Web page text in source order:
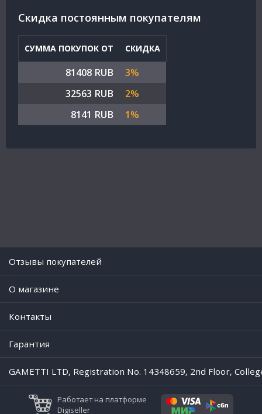
Cкидка постоянным покупателям
СУММА ПОКУПОК ОТ СКИДКА
81408 RUB
3%
32563 RUB
2%
8141 RUB
1%
Отзывы покупателей
O магазине
Контакты
Гарантия
GAMETTI LTD, Registration No. 14348659, 2nd Floor,
Работает на платформе
Digiseller